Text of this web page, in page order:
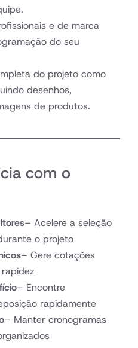
e de marca
do seu
do projeto como
desenhos,
de produtos.
com o
– Acelere a seleção
o projeto
– Gere cotações
– Encontre
rapidamente
– Manter cronogramas